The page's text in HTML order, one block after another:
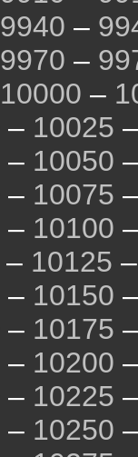
9940 –
9970 –
10000 –
– 10025
– 10050
– 10075
– 10100
– 10125
– 10150
– 10175
– 10200
– 10225
– 10250